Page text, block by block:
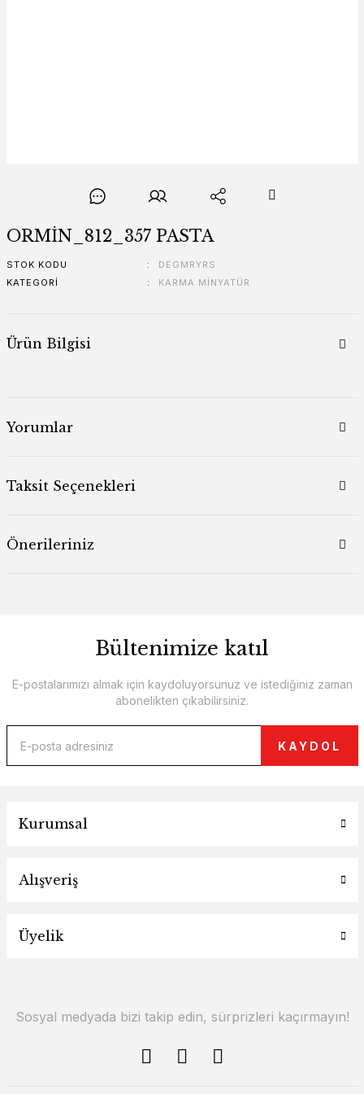
ORMİN_812_357 PASTA
STOK KODU
DEGMRYRS
KATEGORI
KARMA MİNYATÜR
Ürün Bilgisi
Yorumlar
Taksit Seçenekleri
Önerileriniz
Bültenimize katıl
E-postalarımızı almak için kaydoluyorsunuz ve istediğiniz zaman
abonelikten çıkabilirsiniz.
KAYDOL
Kurumsal
Alışveriş
Üyelik
Sosyal medyada bizi takip edin, sürprizleri kaçırmayın!